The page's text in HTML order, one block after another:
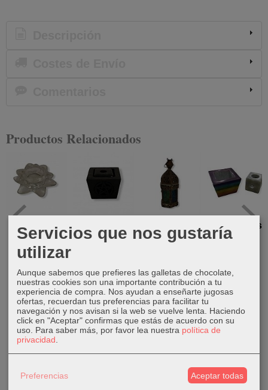
COSTES DE ENVÍO
GRATIS *
Productos Relacionados
Portavelas
flor de loto
4,50 €
pentágono
farol
Portavelas
cuadrado
13,50 €
Servicios que nos gustaría
utilizar
Aunque sabemos que prefieres las galletas de chocolate,
nuestras cookies son una importante contribución a tu
experiencia de compra. Nos ayudan a enseñarte jugosas
ofertas, recuerdan tus preferencias para facilitar tu
navegación y nos avisan si la web se vuelve lenta. Haciendo
click en "Aceptar" confirmas que estás de acuerdo con su
uso. Para saber más, por favor lea nuestra política de
privacidad
Preferencias Aceptar todas